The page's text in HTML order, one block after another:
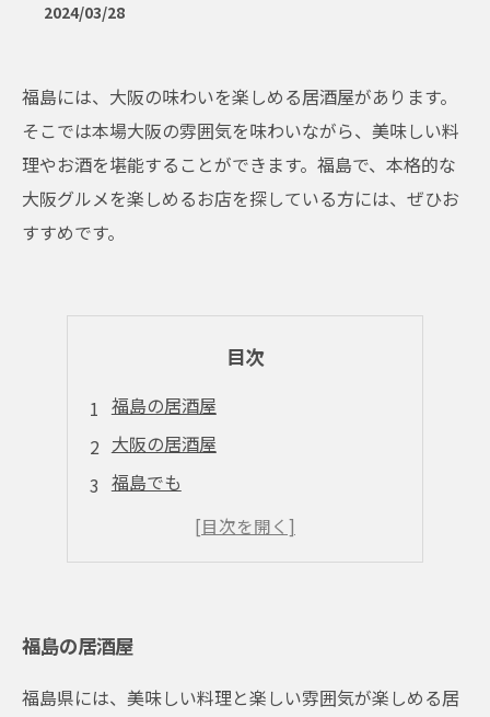
2024/03/28
福島には、大阪の味わいを楽しめる居酒屋があります。
そこでは本場大阪の雰囲気を味わいながら、美味しい料
理やお酒を堪能することができます。福島で、本格的な
大阪グルメを楽しめるお店を探している方には、ぜひお
すすめです。
目次
福島の居酒屋
大阪の居酒屋
福島でも
お酒にもこだわる
福島の居酒屋
福島県には、美味しい料理と楽しい雰囲気が楽しめる居